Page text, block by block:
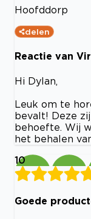
Hoofddorp
delen
Reactie van
Hi Dylan,
Leuk om te
bevalt! Deze
behoefte. Wij
het behalen
10
Goede